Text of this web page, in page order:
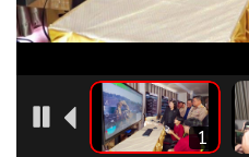
• Management & HR
• MGR Live
• Infographic
การเมือง
ท่องเที่ยว
1